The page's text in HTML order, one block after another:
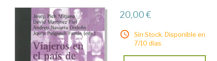
20,00 €
Sin Stock. Disponible en
7/10 días.